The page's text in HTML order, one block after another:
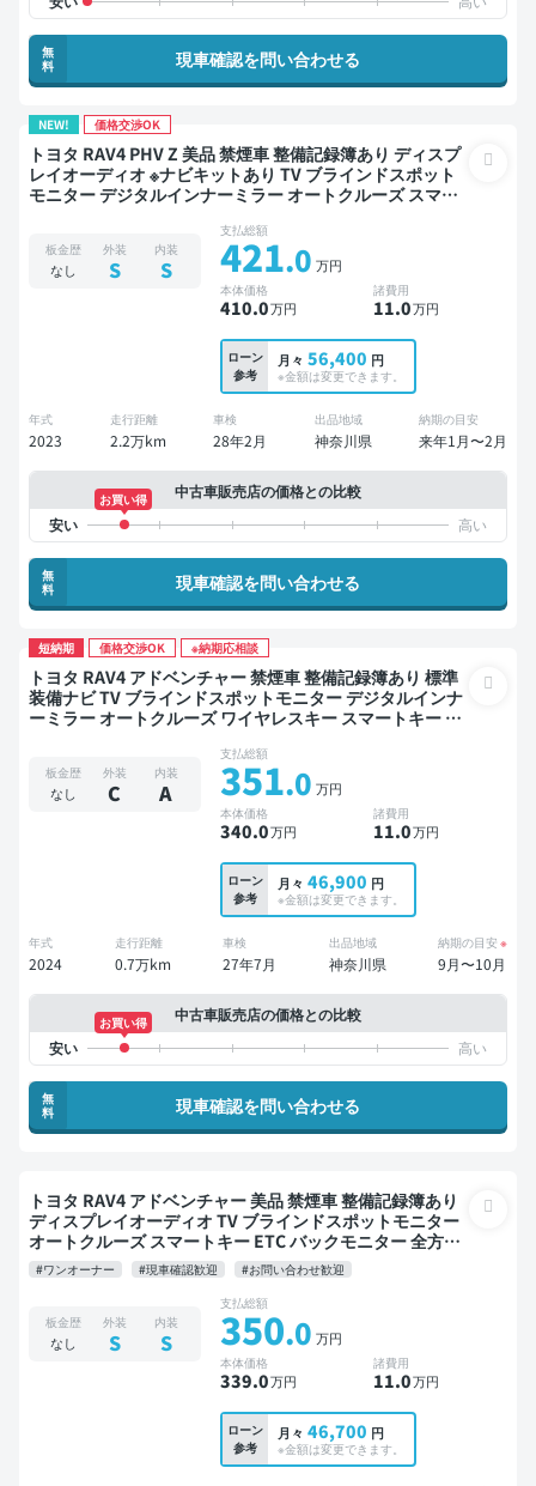
無
料
現車確認を問い合わせる
NEW! 価格交渉OK
トヨタ RAV4 PHV Z 美品 禁煙車 整備記録簿あり ディスプ
レイオーディオ ※ナビキットあり TV ブラインドスポット
モニター デジタルインナーミラー オートクルーズ スマー
ドライブレコーダー 衝突軽減
板金歴
なし
外装
S
内装
S
支払総額
421.0 万円
本体価格
410.0万円
諸費用
11.0万円
ローン
参考
月々 56,400 円
※金額は変更できます。
年式
2023
走行距離
2.2万km
車検
28年2月
出品地域
神奈川県
納期の目安
来年1月〜2月
中古車販売店の価格との比較
お買い得
無
料
現車確認を問い合わせる
短納期 価格交渉OK ※納期応相談
トヨタ RAV4 アドベンチャー 禁煙車 整備記録簿あり 標準
装備ナビ TV ブラインドスポットモニター デジタルインナ
ーミラー オートクルーズ ワイヤレスキー スマートキー サ
板金歴
なし
外装
C
内装
A
支払総額
351.0 万円
本体価格
340.0万円
諸費用
11.0万円
ローン
参考
月々 46,900 円
※金額は変更できます。
年式
2024
走行距離
0.7万km
車検
27年7月
出品地域
神奈川県
納期の目安 ※
9月〜10月
中古車販売店の価格との比較
お買い得
無
料
現車確認を問い合わせる
トヨタ RAV4 アドベンチャー 美品 禁煙車 整備記録簿あり
ディスプレイオーディオ TV ブラインドスポットモニター
オートクルーズ スマートキー ETC バックモニター 全方位
カメラ 衝突軽減
#ワンオーナー #現車確認歓迎 #お問い合わせ歓迎
板金歴
なし
外装
S
内装
S
支払総額
350.0 万円
本体価格
339.0万円
諸費用
11.0万円
ローン
参考
月々 46,700 円
※金額は変更できます。